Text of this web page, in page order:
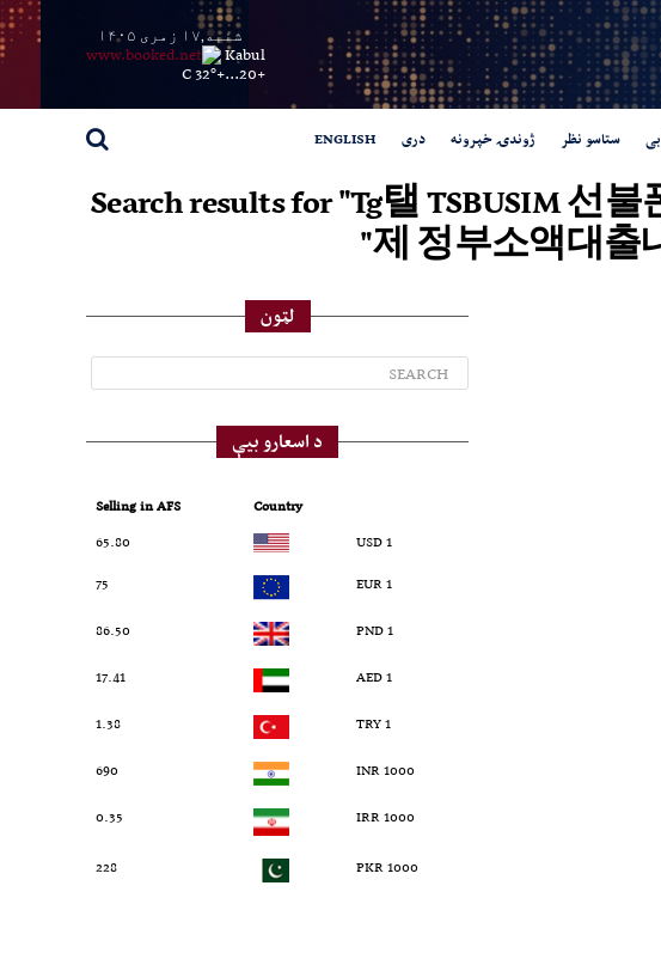
شنبه,۱۷ زمری ۱۴۰۵
Kabul
+
20...
+
32° C
ستاسو نظر ژوندۍ خپرونه دری ENGLISH
Search results for "Tg탤 TSBUSIM
제 정부소액대출
لټون
د اسعارو بیې
Country
Selling in AFS
1 USD
65.80
1 EUR
75
1 PND
86.50
1 AED
17.41
1 TRY
1.38
1000 INR
690
1000 IRR
0.35
1000 PKR
228